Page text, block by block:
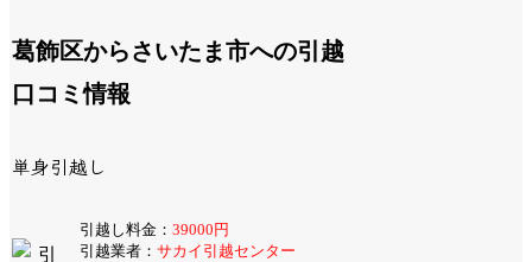
葛飾区からさいたま市への引越
口コミ情報
単身引越し
引越し料金： 39000円
引越業者： サカイ引越センター